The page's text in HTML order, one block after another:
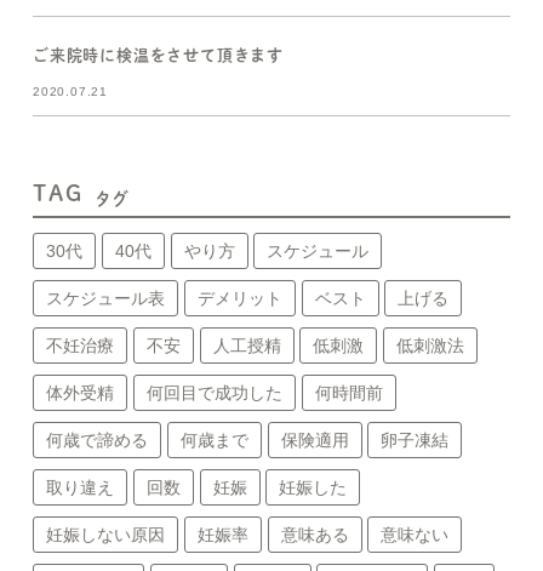
ご来院時に検温をさせて頂きます
2020.07.21
TAG タグ
30代 40代 やり方 スケジュール
スケジュール表 デメリット ベスト 上げる
不妊治療 不安 人工授精 低刺激 低刺激法
体外受精 何回目で成功した 何時間前
何歳で諦める 何歳まで 保険適用 卵子凍結
取り違え 回数 妊娠 妊娠した
妊娠しない原因 妊娠率 意味ある 意味ない